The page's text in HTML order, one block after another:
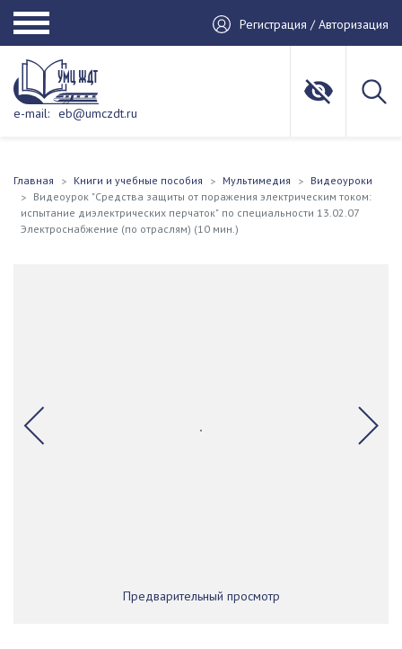
Регистрация / Авторизация
e-mail: eb@umczdt.ru
Главная Книги и учебные пособия Мультимедия
Видеоуроки
Видеоурок "Средства защиты от поражения электрическим током:
испытание диэлектрических перчаток" по специальности 13.02.07
Электроснабжение (по отраслям) (10 мин.)
Предварительный просмотр